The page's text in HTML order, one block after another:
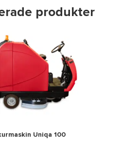
produkter
Uniqa 100